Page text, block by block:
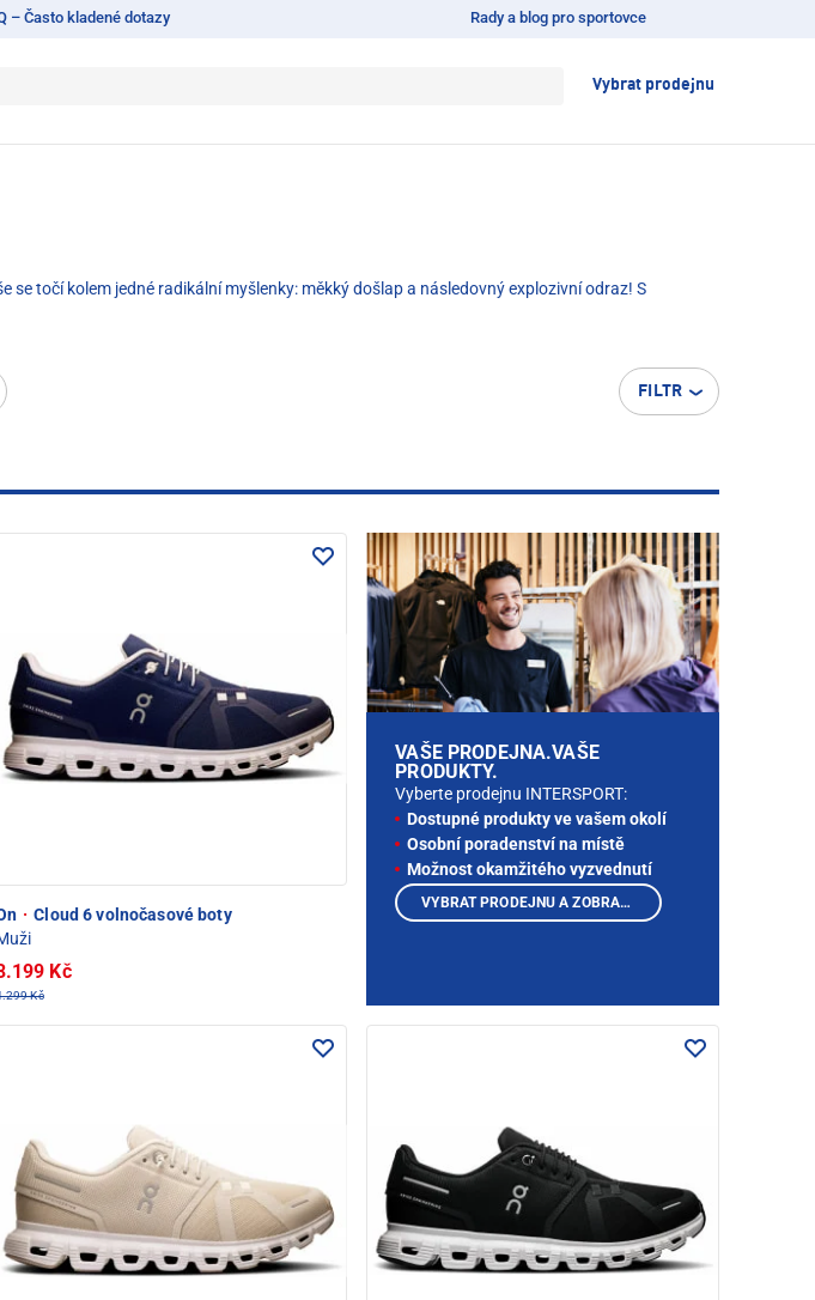
– Často kladené dotazy Rady a blog pro sportovce
Vybrat prodejnu
se točí kolem jedné radikální myšlenky: měkký došlap a následovný explozivní odraz! S
FILTR
· Cloud 6 volnočasové boty
Kč
Kč
VAŠE PRODEJNA.VAŠE
PRODUKTY.
Vyberte prodejnu INTERSPORT:
Dostupné produkty ve vašem okolí
Osobní poradenství na místě
Možnost okamžitého vyzvednutí
VYBRAT PRODEJNU A ZOBRAZIT PRODUKTY